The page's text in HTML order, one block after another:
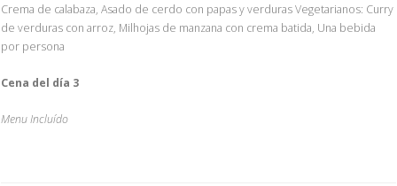
Crema de calabaza, Asado de cerdo con papas y verduras Vegetarianos: Curry
de verduras con arroz, Milhojas de manzana con crema batida, Una bebida
por persona
Cena del día 3
Menu Incluído